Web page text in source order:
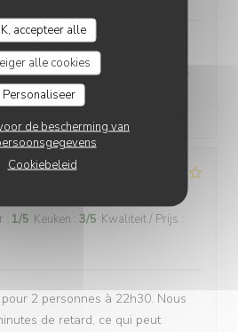
accepteer alle
alle cookies
Personaliseer
de bescherming van
Cookiebeleid
souriante et efficace... Une
et une salle climatisée aussi.
variée et une restauration de
: 1/5 Keuken : 3/5 Kwaliteit / Prijs :
2 personnes à 22h30. Nous
de retard, ce qui peut